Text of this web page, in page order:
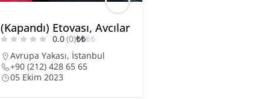
(Kapandı) Etovası, Avcılar
0.0(0)₺₺₺₺
Avrupa Yakası, İstanbul
+90 (212) 428 65 65
05 Ekim 2023